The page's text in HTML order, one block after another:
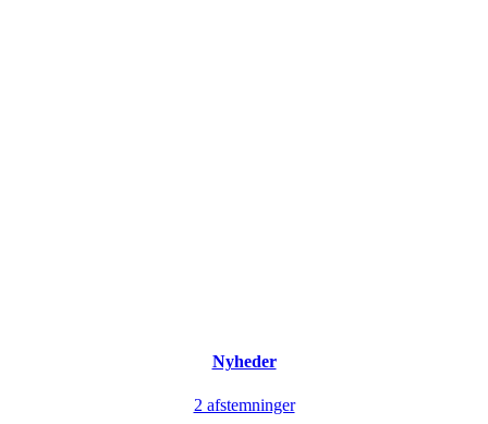
Nyheder
2 afstemninger